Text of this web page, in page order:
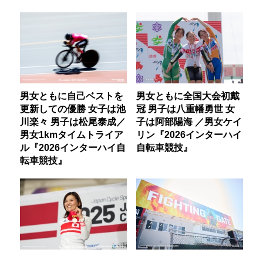
男女ともに自己ベストを
更新しての優勝 女子は池
川楽々 男子は松尾泰成／
男女1kmタイムトライア
ル『2026インターハイ自
転車競技』
男女ともに全国大会初戴
冠 男子は八重幡勇世 女
子は阿部陽海 ／男女ケイ
リン『2026インターハイ
自転車競技』